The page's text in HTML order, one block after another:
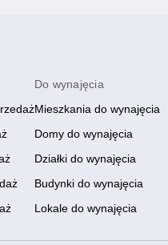
Do wynajęcia
Mieszkania do wynajęcia
Domy do wynajęcia
Działki do wynajęcia
Budynki do wynajęcia
Lokale do wynajęcia